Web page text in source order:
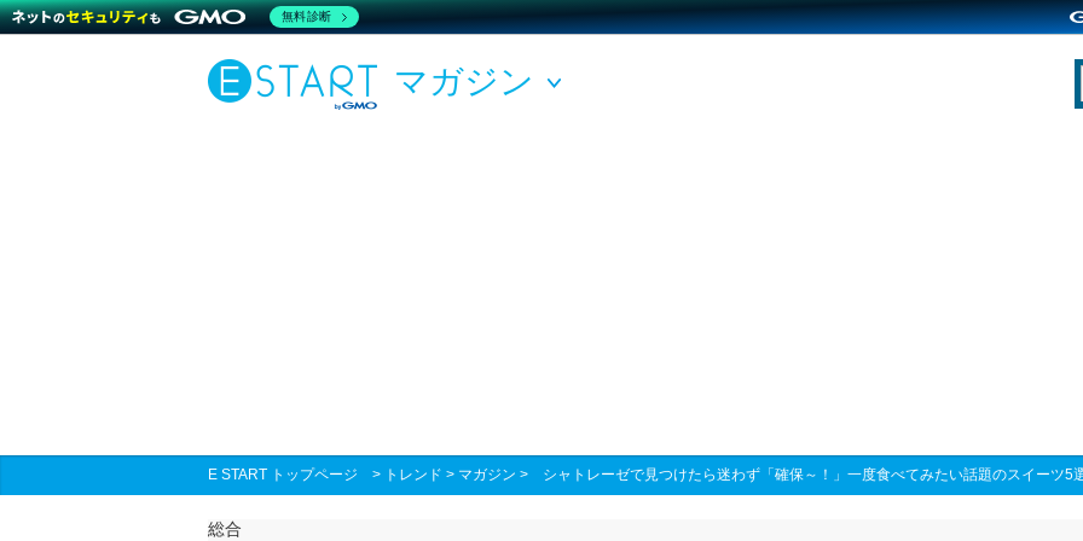
マガジン
E START トップページ > トレンド > マガジン > シャトレーゼで見つけたら迷わず「確保～！」一度食べてみたい話題のスイーツ5
総合
無料診断